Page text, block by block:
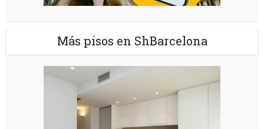
Más pisos en ShBarcelona